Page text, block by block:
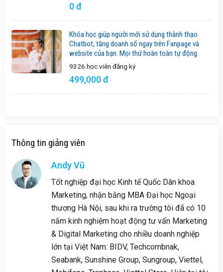
0 đ
Khóa học giúp người mới sử dụng thành thạo
Chatbot, tăng doanh số ngay trên Fanpage và
website của bạn. Mọi thứ hoàn toàn tự động.
9326 học viên đăng ký
499,000 đ
Thông tin giảng viên
Andy Vũ
Tốt nghiệp đại học Kinh tế Quốc Dân khoa
Marketing, nhận bằng MBA Đại học Ngoại
thương Hà Nội, sau khi ra trường tôi đã có 10
năm kinh nghiệm hoạt động tư vấn Marketing
& Digital Marketing cho nhiều doanh nghiệp
lớn tại Việt Nam: BIDV, Techcombnak,
Seabank, Sunshine Group, Sungroup, Viettel,